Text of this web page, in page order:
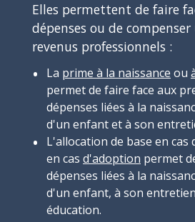
Elles permettent de faire
dépenses ou de
revenus professionnels :
La prime à la naissance ou
permet de faire face aux
dépenses liées à la
d'un enfant et à son
L'allocation de base en cas
en cas d'adoption permet
dépenses liées à la
d'un enfant, à son
éducation.